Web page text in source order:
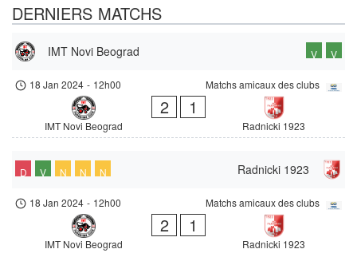
DERNIERS MATCHS
IMT Novi Beograd V V
Matchs amicaux des clubs
18 Jan 2024 - 12h00
IMT Novi Beograd
2 1
Radnicki 1923
Radnicki 1923
D V N N N
Matchs amicaux des clubs
18 Jan 2024 - 12h00
IMT Novi Beograd
2 1
Radnicki 1923